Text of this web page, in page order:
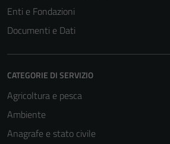
Enti e Fondazioni
Documenti e Dati
CATEGORIE DI SERVIZIO
Agricoltura e pesca
Ambiente
Anagrafe e stato civile